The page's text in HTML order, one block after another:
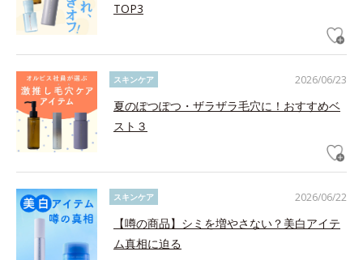
TOP3
2026/06/23
スキンケア
夏のぽつぽつ・ザラザラ毛穴に！おすすめベ
スト３
2026/06/22
スキンケア
【噂の商品】シミを増やさない？美白アイテ
ム真相に迫る